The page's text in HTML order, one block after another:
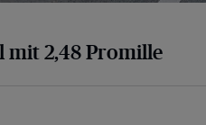
mit 2,48 Promille
Barmer Bahnhof und klare